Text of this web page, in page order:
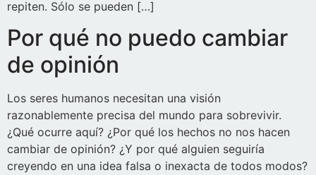
repiten. Sólo se pueden […]
Por qué no puedo cambiar
de opinión
Los seres humanos necesitan una visión
razonablemente precisa del mundo para sobrevivir.
¿Qué ocurre aquí? ¿Por qué los hechos no nos hacen
cambiar de opinión? ¿Y por qué alguien seguiría
creyendo en una idea falsa o inexacta de todos modos?